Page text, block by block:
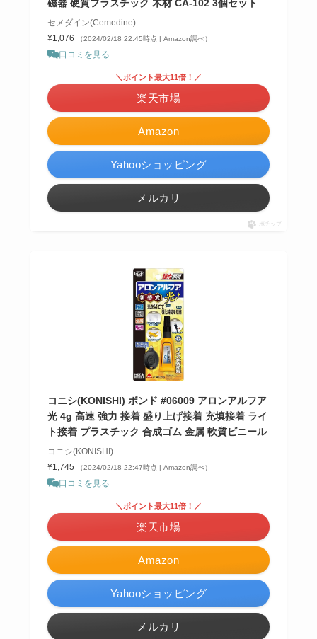
磁器 硬質プラスチック 木材 CA-102 3個セット
セメダイン(Cemedine)
¥1,076
（2024/02/18 22:45時点 | Amazon調べ）
口コミを見る
Amazon
＼ポイント最大11倍！／
楽天市場
Yahooショッピング
メルカリ
ポチップ
コニシ(KONISHI) ボンド #06009 アロンアルフア
光 4g 高速 強力 接着 盛り上げ接着 充填接着 ライ
ト接着 プラスチック 合成ゴム 金属 軟質ビニール
コニシ(KONISHI)
¥1,745
（2024/02/18 22:47時点 | Amazon調べ）
口コミを見る
Amazon
＼ポイント最大11倍！／
楽天市場
Yahooショッピング
メルカリ